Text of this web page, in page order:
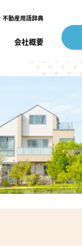
不動産用語辞典
たい
会社概要
了承下さい。